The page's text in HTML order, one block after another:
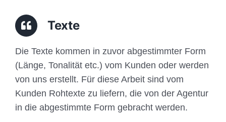
Texte
Die Texte kommen in zuvor abgestimmter Form
(Länge, Tonalität etc.) vom Kunden oder werden
von uns erstellt. Für diese Arbeit sind vom
Kunden Rohtexte zu liefern, die von der Agentur
in die abgestimmte Form gebracht werden.